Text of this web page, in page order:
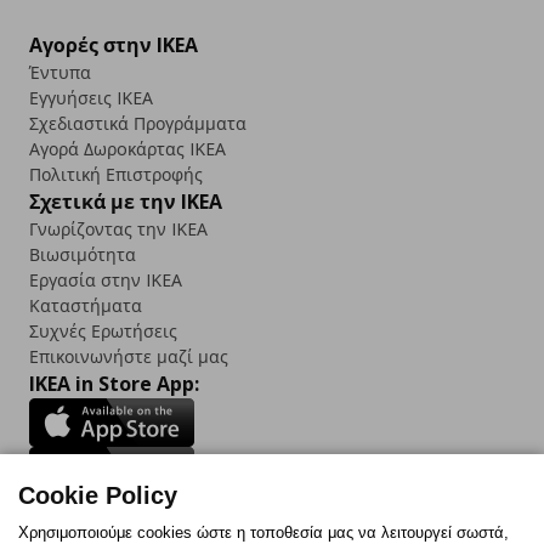
Αγορές στην IKEA
Έντυπα
Εγγυήσεις IKEA
Σχεδιαστικά Προγράμματα
Αγορά Δωρoκάρτας IKEA
Πολιτική Επιστροφής
Σχετικά με την IKEA
Γνωρίζοντας την IKEA
Βιωσιμότητα
Εργασία στην IKEA
Καταστήματα
Συχνές Ερωτήσεις
Επικοινωνήστε μαζί μας
IKEA in Store App:
Follow us:
Cookie Policy
Χρησιμοποιούμε cookies ώστε η τοποθεσία μας να λειτουργεί σωστά,